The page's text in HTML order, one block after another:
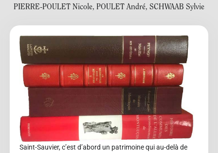
PIERRE-POULET Nicole, POULET André, SCHWAAB Sylvie
Saint-Sauvier, c’est d’abord un patrimoine qui au-delà de